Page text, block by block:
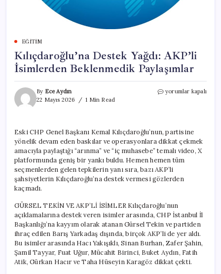
EĞITIM
Kılıçdaroğlu’na Destek Yağdı: AKP’li
İsimlerden Beklenmedik Paylaşımlar
By Ece Aydın
22 Mayıs 2026
1 Min Read
Kılıçdaroğlu’na
Beklenmedik
Paylaşımlar
için
yorumlar kapalı
Eski CHP Genel Başkanı Kemal Kılıçdaroğlu’nun, partisine
yönelik devam eden baskılar ve operasyonlara dikkat çekmek
amacıyla paylaştığı “arınma” ve “iç muhasebe” temalı video, X
platformunda geniş bir yankı buldu. Hemen hemen tüm
seçmenlerden gelen tepkilerin yanı sıra, bazı AKP’li
şahsiyetlerin Kılıçdaroğlu’na destek vermesi gözlerden
kaçmadı.
GÜRSEL TEKİN VE AKP’Lİ İSİMLER Kılıçdaroğlu’nun
açıklamalarına destek veren isimler arasında, CHP İstanbul İl
Başkanlığı’na kayyım olarak atanan Gürsel Tekin ve partiden
ihraç edilen Barış Yarkadaş dışında, birçok AKP’li de yer aldı.
Bu isimler arasında Hacı Yakışıklı, Sinan Burhan, Zafer Şahin,
Şamil Tayyar, Fuat Uğur, Mücahit Birinci, Buket Aydın, Fatih
Atik, Gürkan Hacır ve Taha Hüseyin Karagöz dikkat çekti.